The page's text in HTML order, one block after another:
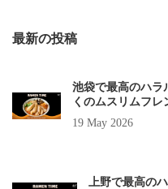
最新の投稿
池袋で最高のハラ
くのムスリムフ
19 May 2026
上野で最高の